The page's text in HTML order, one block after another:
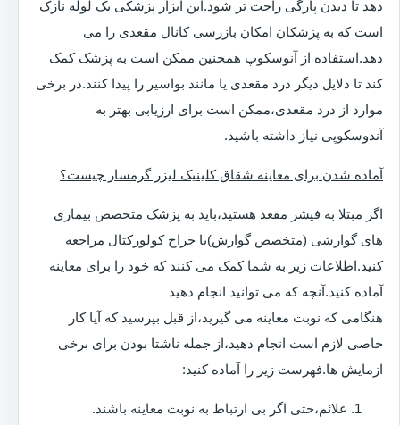
دهد تا دیدن پارگی راحت تر شود.این ابزار پزشکی یک لوله نازک
است که به پزشکان امکان بازرسی کانال مقعدی را می
دهد.استفاده از آنوسکوپ همچنین ممکن است به پزشک کمک
کند تا دلایل دیگر درد مقعدی یا مانند بواسیر را پیدا کنند.در برخی
موارد از درد مقعدی،ممکن است برای ارزیابی بهتر به
آندوسکوپی نیاز داشته باشید.
آماده شدن برای معاینه شقاق کلینیک لیزر گرمسار چیست؟
اگر مبتلا به فیشر مقعد هستید،باید به پزشک متخصص بیماری
های گوارشی (متخصص گوارش)یا جراح کولورکتال مراجعه
کنید.اطلاعات زیر به شما کمک می کنند که خود را برای معاینه
آماده کنید.آنچه که می توانید انجام دهید
هنگامی که نوبت معاینه می گیرید،از قبل بپرسید که آیا کار
خاصی لازم است انجام دهید،از جمله ناشتا بودن برای برخی
ازمایش ها.فهرست زیر را آماده کنید:
علائم،حتی اگر بی ارتباط به نوبت معاینه باشند.